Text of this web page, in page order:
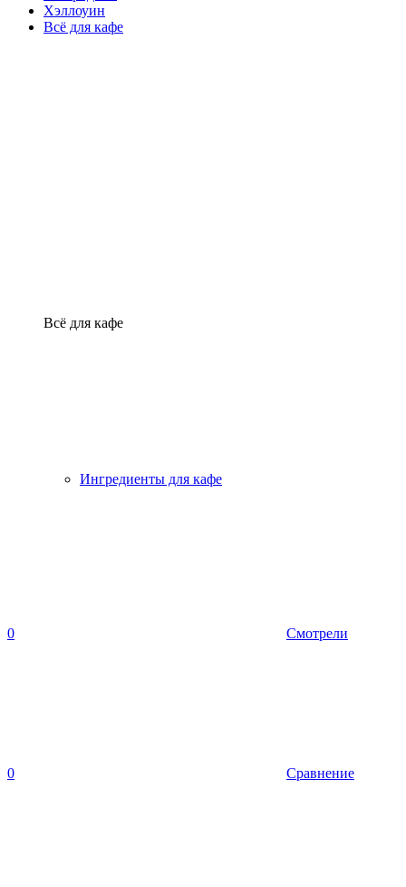
Хэллоуин
Всё для кафе
Всё для кафе
Ингредиенты для кафе
0 Смотрели
0 Сравнение